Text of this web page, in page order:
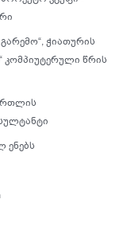
ჭიათურის
კომპიუტერული წრის
ენებს